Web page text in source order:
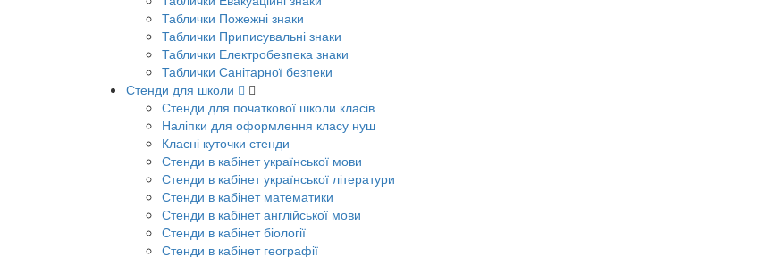
Таблички Пожежні знаки
Таблички Приписувальні знаки
Таблички Електробезпека знаки
Таблички Санітарної безпеки
Стенди для школи
Стенди для початкової школи класів
Наліпки для оформлення класу нуш
Класні куточки стенди
Стенди в кабінет української мови
Стенди в кабінет української літератури
Стенди в кабінет математики
Стенди в кабінет англійської мови
Стенди в кабінет біології
Стенди в кабінет географії